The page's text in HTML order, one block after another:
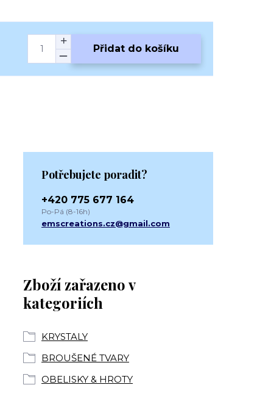
Přidat do košíku
Zboží zařazeno v
kategoriích
KRYSTALY
BROUŠENÉ TVARY
OBELISKY & HROTY
Potřebujete poradit?
+420 775 677 164
Po-Pá (8-16h)
emscreations.cz@gmail.com